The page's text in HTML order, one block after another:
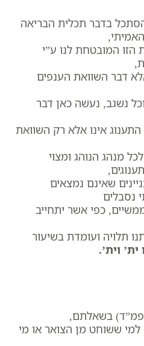
בדבר תכלית הבריאה
הזו המובטחת לנו ע”י
דבר השוואת הענפים
נשגב, נעשה כאן דבר
אינו אלא רק השוואת
מנהג הנוהג ומצוי
שאינם נמצאים
נסבלים
כפי אשר יתחייב
תלויה ועומדת בשיעור
וית’.
פמ”ד) בשאלתם,
למי ששוחט מן הצואר או מי